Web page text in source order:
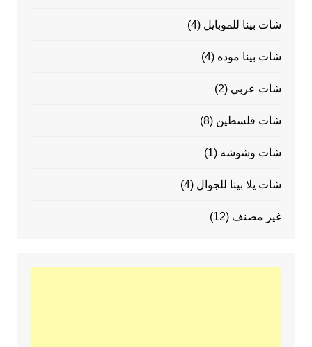
شات بينا للموبايل (4)
شات بينا موده (4)
شات عربي (2)
شات فلسطين (8)
شات وشوشه (1)
شات يلا بينا للجوال (4)
غير مصنف (12)